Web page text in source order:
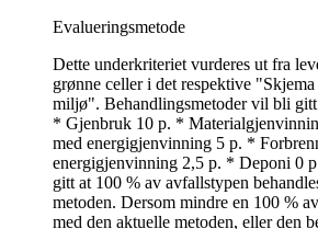
Evalueringsmetode
Dette underkriteriet vurderes ut fra
grønne celler i det respektive
miljø". Behandlingsmetoder vil bli
* Gjenbruk 10 p. *
med energigjenvinning 5 p. *
energigjenvinning 2,5 p. * Deponi 0
gitt at 100 % av avfallstypen
metoden. Dersom mindre en 100 %
med den aktuelle metoden, eller den